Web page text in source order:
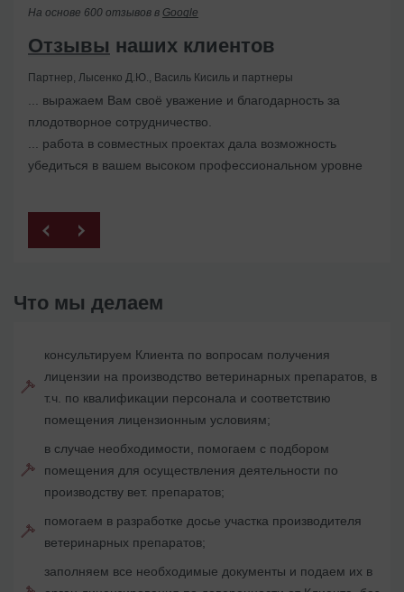
На основе 600 отзывов в Google
Отзывы наших клиентов
Партнер, Лысенко Д.Ю., Василь Кисиль и партнеры
... выражаем Вам своё уважение и благодарность за
плодотворное сотрудничество.
... работа в совместных проектах дала возможность
убедиться в вашем высоком профессиональном уровне
Помогли с ликвидацией иностранного представительства
в Украине
Что мы делаем
консультируем Клиента по вопросам получения
лицензии на производство ветеринарных препаратов, в
т.ч. по квалификации персонала и соответствию
помещения лицензионным условиям;
в случае необходимости, помогаем с подбором
помещения для осуществления деятельности по
производству вет. препаратов;
помогаем в разработке досье участка производителя
ветеринарных препаратов;
заполняем все необходимые документы и подаем их в